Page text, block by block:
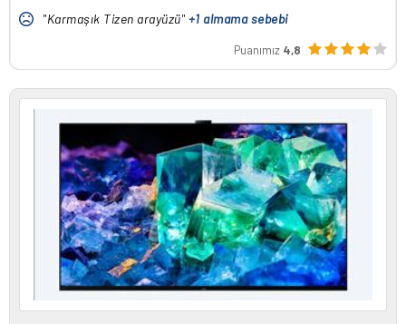
"Karmaşık Tizen arayüzü" +1 almama sebebi
Puanımız 4,8